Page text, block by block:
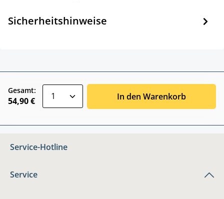
Sicherheitshinweise
Gesamt:
54,90 € In den Warenkorb
Service-Hotline
Service